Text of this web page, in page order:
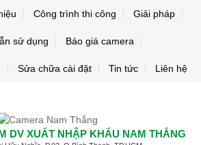
Công trình thi công Giải pháp
sử dụng Báo giá camera
Sửa chữa cài đặt Tin tức Liên hệ
DV XUẤT NHẬP KHẨU NAM THẮNG